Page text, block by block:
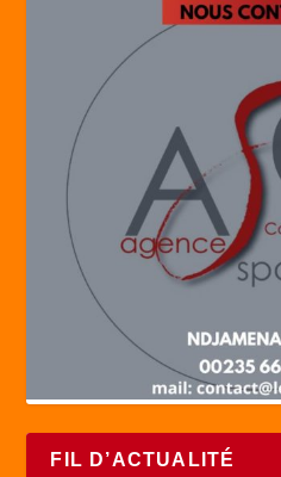
FIL D’ACTUALITÉ